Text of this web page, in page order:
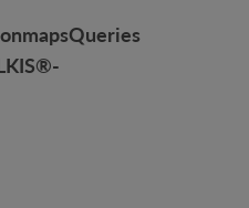
onmapsQueries